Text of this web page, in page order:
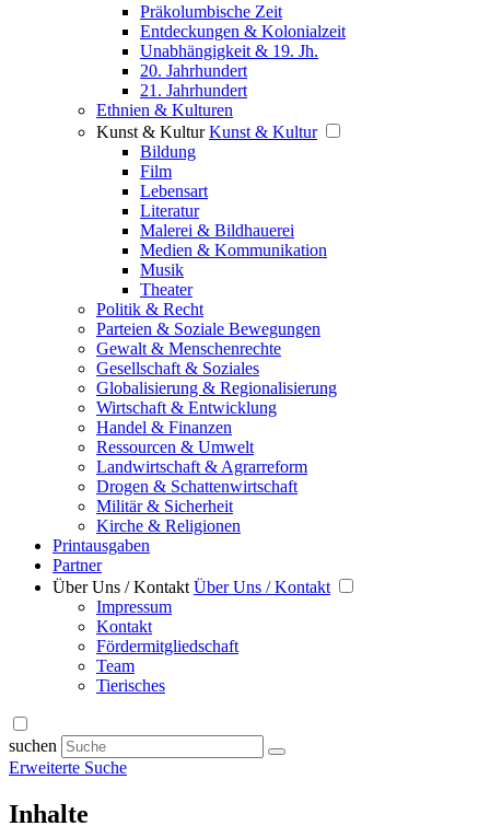
Präkolumbische Zeit
Entdeckungen & Kolonialzeit
Unabhängigkeit & 19. Jh.
20. Jahrhundert
21. Jahrhundert
Ethnien & Kulturen
Kunst & Kultur Kunst & Kultur
Bildung
Film
Lebensart
Literatur
Malerei & Bildhauerei
Medien & Kommunikation
Musik
Theater
Politik & Recht
Parteien & Soziale Bewegungen
Gewalt & Menschenrechte
Gesellschaft & Soziales
Globalisierung & Regionalisierung
Wirtschaft & Entwicklung
Handel & Finanzen
Ressourcen & Umwelt
Landwirtschaft & Agrarreform
Drogen & Schattenwirtschaft
Militär & Sicherheit
Kirche & Religionen
Printausgaben
Partner
Über Uns / Kontakt Über Uns / Kontakt
Impressum
Kontakt
Fördermitgliedschaft
Team
Tierisches
suchen
Erweiterte Suche
Inhalte